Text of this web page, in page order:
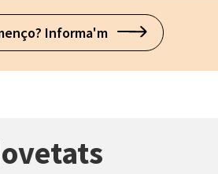
Informa'm